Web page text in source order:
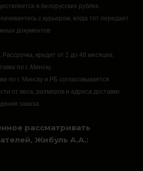
в белорусских рублях.
с курьером, когда тот передает
документов
Рассрочка, кредит от 1 до 48 месяцев.
по г. Минску.
по г. Минску и РБ согласовывается
от веса, размеров и адреса доставки
заказа.
рассматривать
Жибуль А.А.: